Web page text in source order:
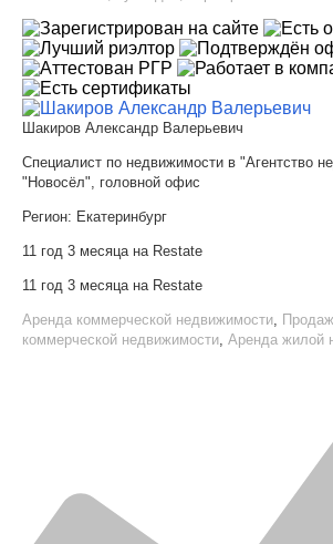
Шакиров Александр Валерьевич
Специалист по недвижимости в "Агентство
"Новосёл", головной офис
Регион: Екатеринбург
11 год 3 месяца на Restate
11 год 3 месяца на Restate
Аренда коммерческой недвижимости
коммерческой недвижимости Аренда жилой